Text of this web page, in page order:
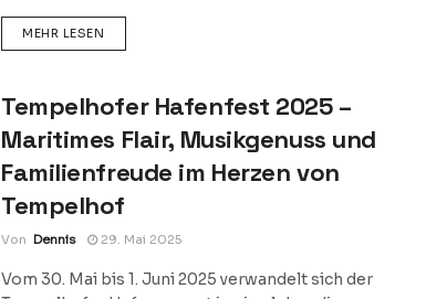
MEHR LESEN
Tempelhofer Hafenfest 2025 –
Maritimes Flair, Musikgenuss und
Familienfreude im Herzen von
Tempelhof
Von Dennis 29. Mai 2025
Vom 30. Mai bis 1. Juni 2025 verwandelt sich der